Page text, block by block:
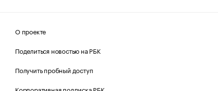
О проекте
Поделиться новостью на РБК
Получить пробный доступ